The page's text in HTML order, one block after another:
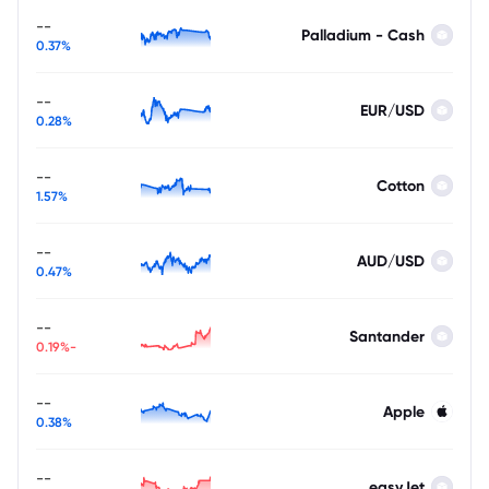
Palladium - Cash
--
0.37%
EUR/USD
--
0.28%
Cotton
--
1.57%
AUD/USD
--
0.47%
Santander
--
-0.19%
Apple
--
0.38%
--